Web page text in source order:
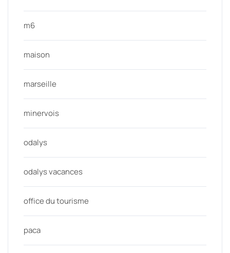
m6
maison
marseille
minervois
odalys
odalys vacances
office du tourisme
paca